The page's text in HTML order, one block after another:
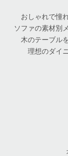
おしゃれで憧
ソファの素材別
木のテーブル
理想のダイ